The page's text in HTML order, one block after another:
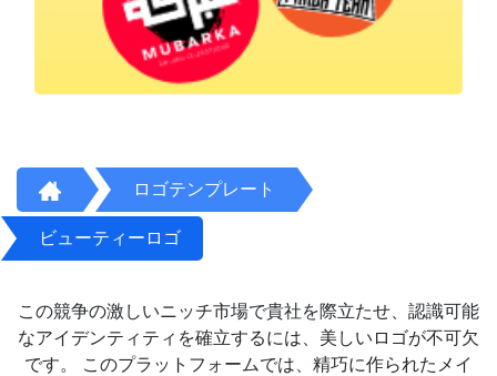
ロゴテンプレート
ビューティーロゴ
この競争の激しいニッチ市場で貴社を際立たせ、認識可能
なアイデンティティを確立するには、美しいロゴが不可欠
です。 このプラットフォームでは、精巧に作られたメイ